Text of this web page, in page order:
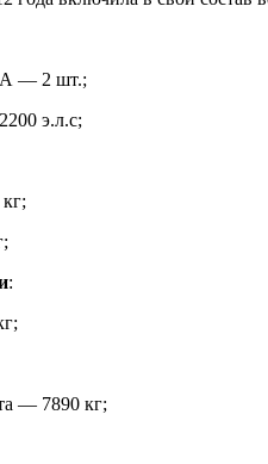
— 2 шт.;
э.л.с;
:
— 7890 кг;